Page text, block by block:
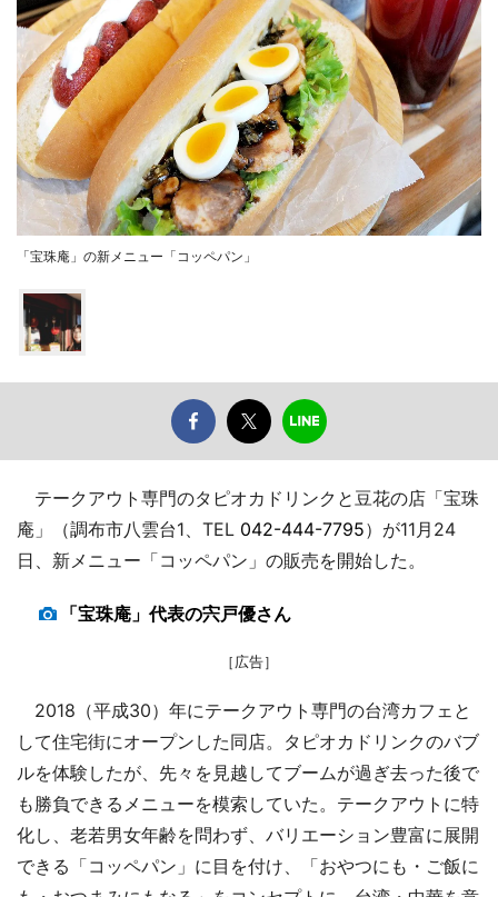
「宝珠庵」の新メニュー「コッペパン」
テークアウト専門のタピオカドリンクと豆花の店「宝珠
庵」（調布市八雲台1、TEL 042-444-7795）が11月24
日、新メニュー「コッペパン」の販売を開始した。
「宝珠庵」代表の宍戸優さん
［広告］
2018（平成30）年にテークアウト専門の台湾カフェと
して住宅街にオープンした同店。タピオカドリンクのバブ
ルを体験したが、先々を見越してブームが過ぎ去った後で
も勝負できるメニューを模索していた。テークアウトに特
化し、老若男女年齢を問わず、バリエーション豊富に展開
できる「コッペパン」に目を付け、「おやつにも・ご飯に